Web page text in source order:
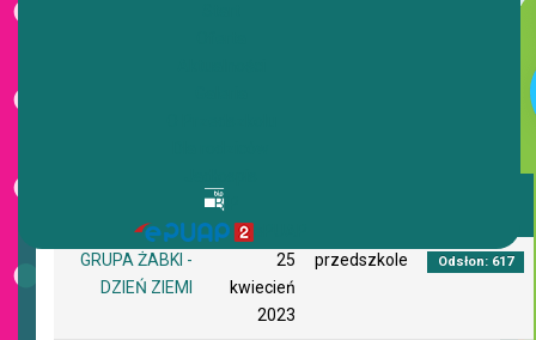
BIP
Utworzono
GRUPA ŻABKI -
DZIEŃ ZIEMI
25
kwiecień
2023
przedszkole Odsłon: 617